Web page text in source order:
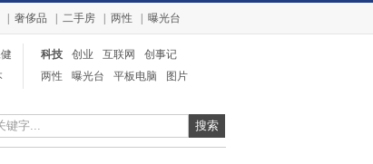
奢侈品 二手房 两性 曝光台
科技 创业 互联网
创事记
电信
两性 曝光台 平板电脑
图片